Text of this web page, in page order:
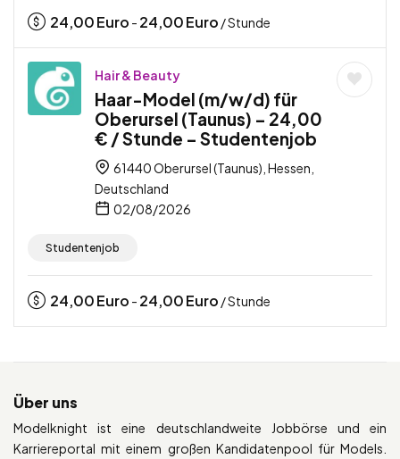
24,00Euro - 24,00Euro / Stunde
Hair & Beauty
Haar-Model (m/w/d) für
Oberursel (Taunus) – 24,00
€ / Stunde – Studentenjob
61440 Oberursel (Taunus), Hessen,
Deutschland
02/08/2026
Studentenjob
24,00Euro - 24,00Euro / Stunde
Über uns
Modelknight ist eine deutschlandweite Jobbörse und ein
Karriereportal mit einem großen Kandidatenpool für Models.